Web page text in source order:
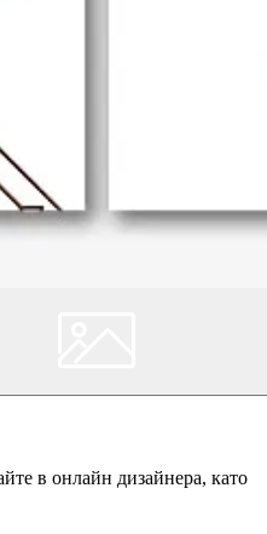
в онлайн дизайнера, като